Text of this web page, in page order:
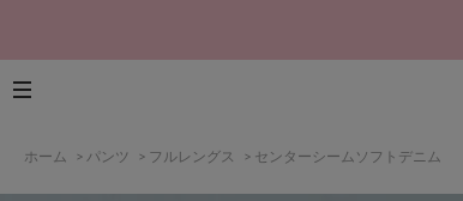
ホーム > パンツ > フルレングス > センターシームソフトデニム